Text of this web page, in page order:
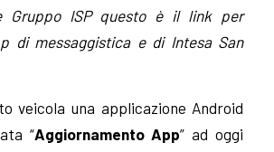
Gruppo ISP questo è il link per
di messaggistica e di Intesa San
veicola una applicazione Android
“Aggiornamento App” ad oggi